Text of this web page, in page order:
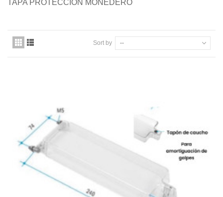
Pago seguro
Entrega
Contacte con nosotros
TAPA PROTECCION MONEDERO
Sort by --